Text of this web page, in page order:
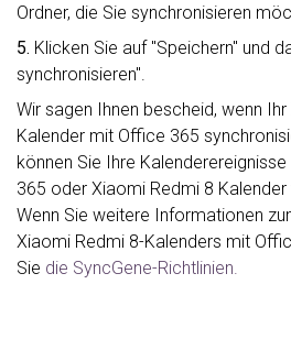
Ordner, die Sie synchronisieren
5. Klicken Sie auf "Speichern" und
synchronisieren".
Wir sagen Ihnen bescheid, wenn
Kalender mit Office 365
können Sie Ihre
365 oder Xiaomi Redmi 8 Kalender
Wenn Sie weitere Informationen
Xiaomi Redmi 8-Kalenders mit
Sie die SyncGene-Richtlinien.